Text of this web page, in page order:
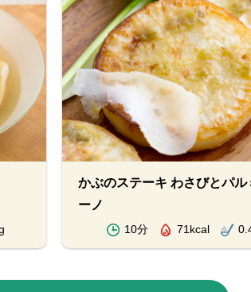
かぶのステーキ わさびとパル
ーノ
10分 71kcal